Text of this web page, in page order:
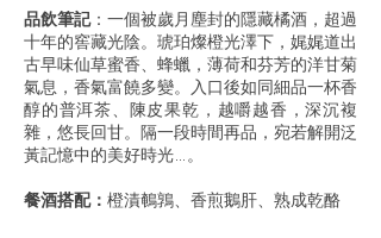
品飲筆記：一個被歲月塵封的隱藏橘酒，超過
十年的窖藏光陰。琥珀燦橙光澤下，娓娓道出
古早味仙草蜜香、蜂蠟，薄荷和芬芳的洋甘菊
氣息，香氣富饒多變。入口後如同細品一杯香
醇的普洱茶、陳皮果乾，越嚼越香，深沉複
雜，悠長回甘。隔一段時間再品，宛若解開泛
黃記憶中的美好時光…。
餐酒搭配： 橙漬鵪鶉、香煎鵝肝、熟成乾酪